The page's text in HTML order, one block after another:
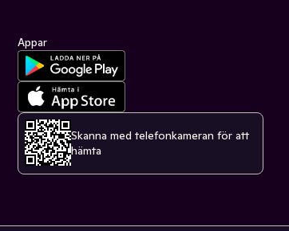
Appar
Skanna med telefonkameran för att
hämta